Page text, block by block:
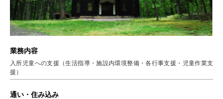
業務内容
入所児童への支援（生活指導・施設内環境整備・各行事支援・児童作業支
援）
通い・住み込み